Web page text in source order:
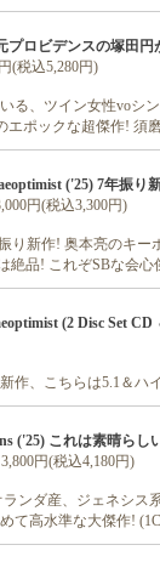
プロビデンスの塚田
(税込5,280円)
る、ツイン女性voシ
エポックな超傑作! 須
('25) 7年振
円(税込3,300円)
り新作! 奥本亮のキ
絶品! これぞSBな会心
(2 Disc Set
作、こちらは5.1＆
('25) これは素晴ら
3,800円(税込4,180円)
ンダ産、ジェネシス
て高水準な大傑作!